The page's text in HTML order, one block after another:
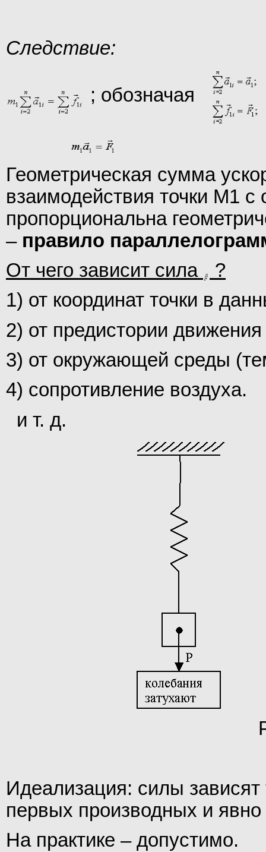
Следствие:
; обозначая
Геометрическая сумма
взаимодействия точки М1
пропорциональна
– правило
От чего зависит сила
?
1) от координат точки в
2) от предистории
3) от окружающей среды
4) сопротивление воздуха.
и т. д.
Идеализация: силы зависят
первых производных и
На практике – допустимо.